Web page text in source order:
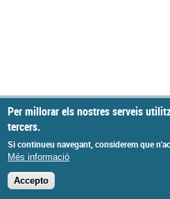
Per millorar els nostres serveis
tercers.
Si continueu navegant, considerem que
Més informació
Accepto